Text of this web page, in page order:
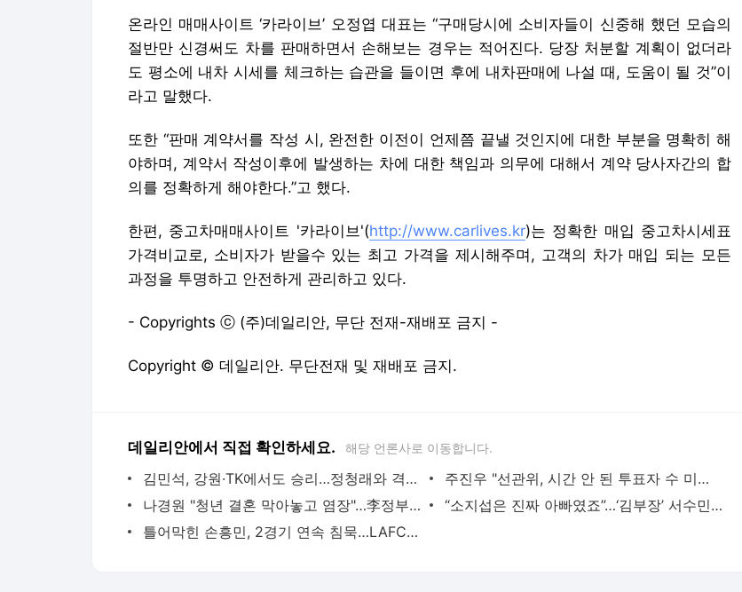
온라인 매매사이트 ‘카라이브’ 오정엽 대표는 “구매당시에 소비자들이 신중해 했던 모습의
절반만 신경써도 차를 판매하면서 손해보는 경우는 적어진다. 당장 처분할 계획이 없더라
도 평소에 내차 시세를 체크하는 습관을 들이면 후에 내차판매에 나설 때, 도움이 될 것”이
라고 말했다.
또한 “판매 계약서를 작성 시, 완전한 이전이 언제쯤 끝낼 것인지에 대한 부분을 명확히 해
야하며, 계약서 작성이후에 발생하는 차에 대한 책임과 의무에 대해서 계약 당사자간의 합
의를 정확하게 해야한다.”고 했다.
한편, 중고차매매사이트 '카라이브'(http://www.carlives.kr)는 정확한 매입 중고차시세표
가격비교로, 소비자가 받을수 있는 최고 가격을 제시해주며, 고객의 차가 매입 되는 모든
과정을 투명하고 안전하게 관리하고 있다.
- Copyrights ⓒ (주)데일리안, 무단 전재-재배포 금지 -
Copyright © 데일리안. 무단전재 및 재배포 금지.
데일리안에서 직접 확인하세요. 해당 언론사로 이동합니다.
김민석, 강원·TK에서도 승리…정청래와 격차 벌렸다
주진우 "선관위, 시간 안 된 투표자 수 미리 입력…대선·총선도 수사해야"
나경원 "청년 결혼 막아놓고 염장"…李정부 겨냥 "그 자체가 결혼 페널티"
“소지섭은 진짜 아빠였죠”…‘김부장’ 서수민의 꿈 같았던 데뷔 [인터뷰]
틀어막힌 손흥민, 2경기 연속 침묵…LAFC 극적 벼락골 승리